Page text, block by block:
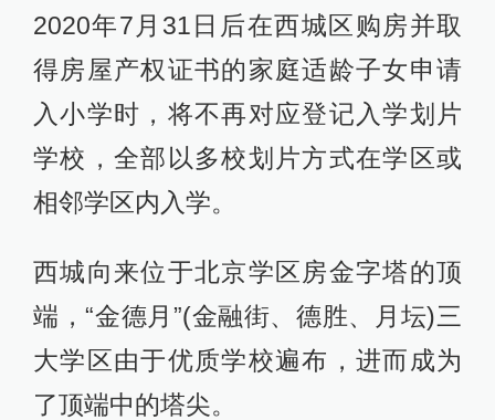
2020年7月31日后在西城区购房并取
得房屋产权证书的家庭适龄子女申请
入小学时，将不再对应登记入学划片
学校，全部以多校划片方式在学区或
相邻学区内入学。
西城向来位于北京学区房金字塔的顶
端，“金德月”(金融街、德胜、月坛)三
大学区由于优质学校遍布，进而成为
了顶端中的塔尖。